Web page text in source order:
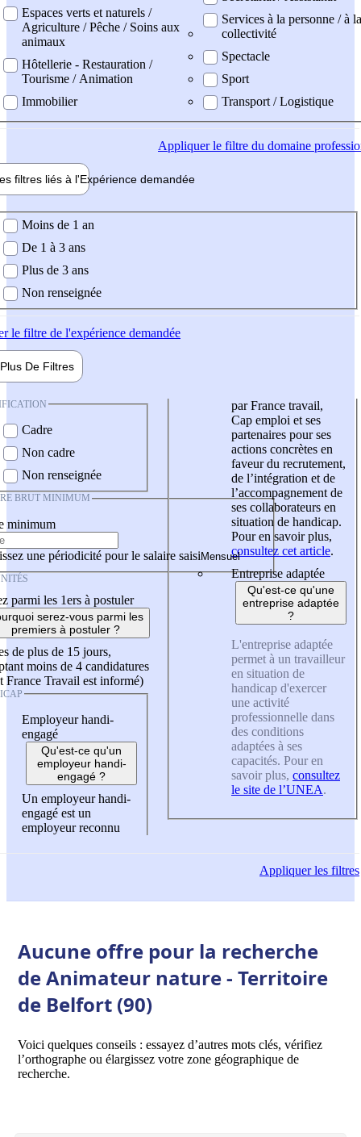
Espaces verts et naturels /
Agriculture / Pêche / Soins aux
animaux
Hôtellerie - Restauration /
Tourisme / Animation
Immobilier
Services à la personne / à la
collectivité
Spectacle
Sport
Transport / Logistique
Appliquerle filtre du domaine
filtres liés à l'Expérience demandée
demandée
Moins de 1 an
De 1 à 3 ans
Plus de 3 ans
Non renseignée
le filtre de l'expérience demandée
Plus De Filtres
Cadre
Non cadre
Non renseignée
BRUT MINIMUM
minimum
une périodicité pour le salaire saisi
parmi les 1ers à postuler
serez-vous parmi les
premiers à postuler ?
de plus de 15 jours,
moins de 4 candidatures
France Travail est informé)
Employeur handi-
engagé
Qu'est-ce qu'un
employeur handi-
engagé ?
Un employeur handi-
engagé est un
employeur reconnu
par France travail,
Cap emploi et ses
partenaires pour ses
actions concrètes en
faveur du recrutement,
de l’intégration et de
l’accompagnement de
ses collaborateurs en
situation de handicap.
Pour en savoir plus,
consultez cet article.
Entreprise adaptée
Qu'est-ce qu'une
entreprise adaptée
?
L'entreprise adaptée
permet à un travailleur
en situation de
handicap d'exercer
une activité
professionnelle dans
des conditions
adaptées à ses
capacités. Pour en
savoir plus, consultez
le site de l’UNEA.
Appliquerles filtres
Aucune offre pour la recherche
de Animateur nature - Territoire
de Belfort (90)
Voici quelques conseils : essayez d’autres mots clés, vérifiez
l’orthographe ou élargissez votre zone géographique de
recherche.